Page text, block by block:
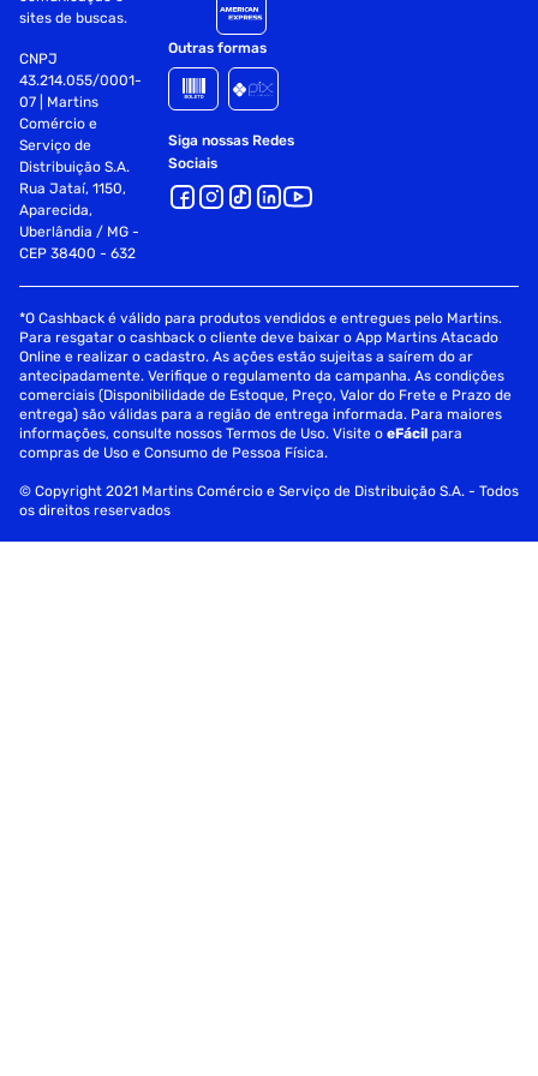
sites de buscas.
CNPJ
43.214.055/0001-
07 | Martins
Comércio e
Serviço de
Distribuição S.A.
Rua Jataí, 1150,
Aparecida,
Uberlândia / MG -
CEP 38400 - 632
Outras formas
Siga nossas Redes
Sociais
*O Cashback é válido para produtos vendidos e entregues pelo Martins.
Para resgatar o cashback o cliente deve baixar o App Martins Atacado
Online e realizar o cadastro. As ações estão sujeitas a saírem do ar
antecipadamente. Verifique o regulamento da campanha. As condições
comerciais (Disponibilidade de Estoque, Preço, Valor do Frete e Prazo de
entrega) são válidas para a região de entrega informada. Para maiores
informações, consulte nossos Termos de Uso. Visite oeFácil para
compras de Uso e Consumo de Pessoa Física.
© Copyright 2021 Martins Comércio e Serviço de Distribuição S.A. - Todos
os direitos reservados